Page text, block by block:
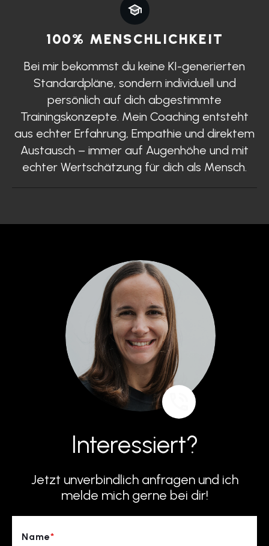
100% MENSCHLICHKEIT
Bei mir bekommst du keine KI-generierten
Standardpläne, sondern individuell und
persönlich auf dich abgestimmte
Trainingskonzepte. Mein Coaching entsteht
aus echter Erfahrung, Empathie und direktem
Austausch – immer auf Augenhöhe und mit
echter Wertschätzung für dich als Mensch.
Interessiert?
Jetzt unverbindlich anfragen und ich
melde mich gerne bei dir!
Name*